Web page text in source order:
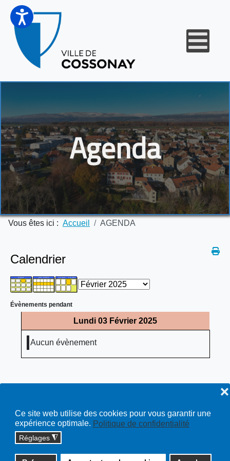
Ce site web utilise des cookies pour vous garantir une
expérience optimale. Politique de confidentialité
Réglages ◮
❌
Agenda
Vous êtes ici : Accueil AGENDA
Calendrier
Évènements pendant
Lundi 03 Février 2025
Aucun évènement
Copyright © 2026 cossonay.ch - tous droits réservés | site :